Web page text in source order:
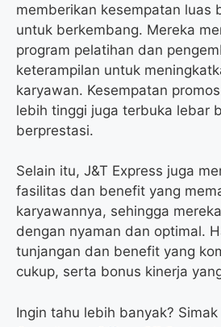
memberikan kesempatan luas
untuk berkembang. Mereka
program pelatihan dan
keterampilan untuk
karyawan. Kesempatan
lebih tinggi juga terbuka lebar
berprestasi.
Selain itu, J&T Express juga
fasilitas dan benefit yang
karyawannya, sehingga
dengan nyaman dan optimal.
tunjangan dan benefit yang
cukup, serta bonus kinerja
Ingin tahu lebih banyak? Simak